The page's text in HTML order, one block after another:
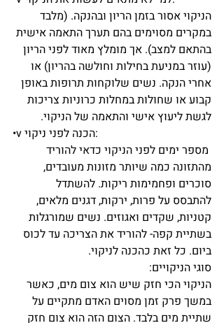
הניקוי אסור בזמן הריון ובהנקה. (מלבד
במקרים מסוימים בהם תערך התאמה אישית
בהתאם למצב). אך מומלץ מאוד לפני הריון
(עוזר במניעת בחילות וחולשה בהריון) או
אחרי הנקה. נשים שלוקחות תרופות באופן
קבוע או שחולות במחלות כרוניות צריכות
לגשת ליעוץ אישי והתאמה של הניקוי.
•v הכנה לפני ניקוי:
מספר ימים לפני הניקוי כדאי להוריד
מהתזונה כמה שיותר מזונות מעובדים,
סוכרים ופחמימות ריקות. להשתדל
להתבסס על פרות, ירקות, דגנים מלאים,
קטניות, שקדים ואגוזים. נשים שמורגלות
בשתיית קפה- להוריד את הצריכה עד לכוס
ביום. כל זאת כהכנה לניקוי.
סוגי הניקויים:
הניקוי הכי חזק שיש הוא צום מים, כאשר
במשך פרק זמן מסוים האדם מתקיים על
שתיית מים בלבד. הצום הזה הוא צום חזק